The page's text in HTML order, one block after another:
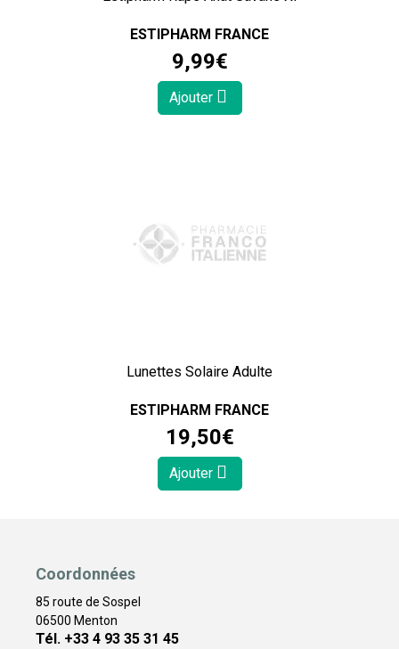
ESTIPHARM FRANCE
9,99€
Ajouter
Lunettes Solaire Adulte
ESTIPHARM FRANCE
19,50€
Ajouter
Coordonnées
85 route de Sospel
06500 Menton
Tél. +33 4 93 35 31 45